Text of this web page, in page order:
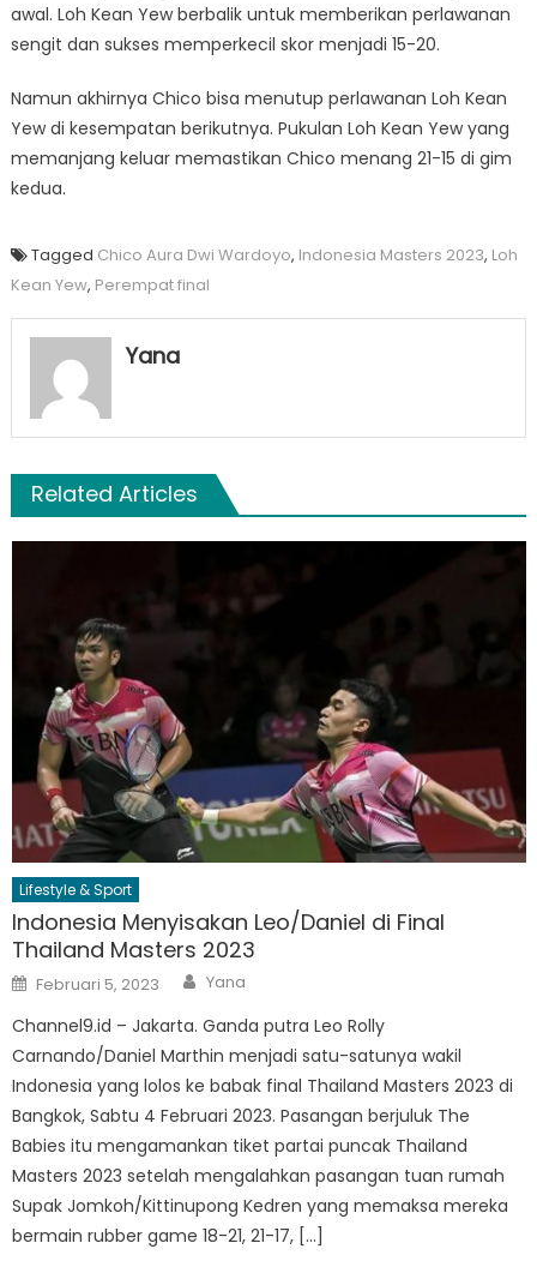
awal. Loh Kean Yew berbalik untuk memberikan perlawanan
sengit dan sukses memperkecil skor menjadi 15-20.
Namun akhirnya Chico bisa menutup perlawanan Loh Kean
Yew di kesempatan berikutnya. Pukulan Loh Kean Yew yang
memanjang keluar memastikan Chico menang 21-15 di gim
kedua.
Tagged Chico Aura Dwi Wardoyo, Indonesia Masters 2023, Loh
Kean Yew, Perempat final
Yana
Related Articles
Lifestyle & Sport
Indonesia Menyisakan Leo/Daniel di Final
Thailand Masters 2023
Posted
on
Februari 5, 2023 Author
Yana
Channel9.id – Jakarta. Ganda putra Leo Rolly
Carnando/Daniel Marthin menjadi satu-satunya wakil
Indonesia yang lolos ke babak final Thailand Masters 2023 di
Bangkok, Sabtu 4 Februari 2023. Pasangan berjuluk The
Babies itu mengamankan tiket partai puncak Thailand
Masters 2023 setelah mengalahkan pasangan tuan rumah
Supak Jomkoh/Kittinupong Kedren yang memaksa mereka
bermain rubber game 18-21, 21-17, […]